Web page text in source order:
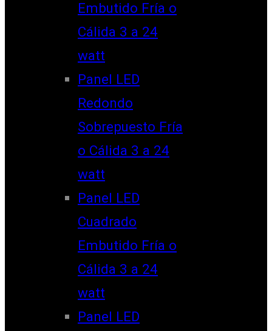
Embutido Fría o
Cálida 3 a 24
watt
Panel LED
Redondo
Sobrepuesto Fría
o Cálida 3 a 24
watt
Panel LED
Cuadrado
Embutido Fría o
Cálida 3 a 24
watt
Panel LED